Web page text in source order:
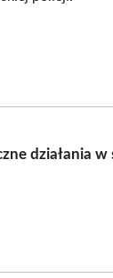
działania w